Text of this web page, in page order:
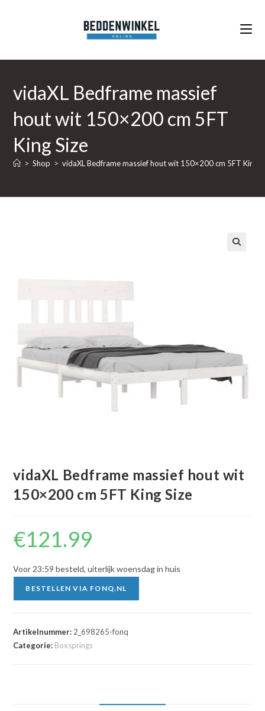
vidaXL Bedframe massief
hout wit 150×200 cm 5FT
King Size
> Shop > vidaXL Bedframe massief hout wit 150×200 cm 5FT King
vidaXL Bedframe massief hout wit
150×200 cm 5FT King Size
€121.99
Voor 23:59 besteld, uiterlijk woensdag in huis
BESTELLEN VIA FONQ.NL
Artikelnummer: 2_698265-fonq
Categorie: Boxsprings